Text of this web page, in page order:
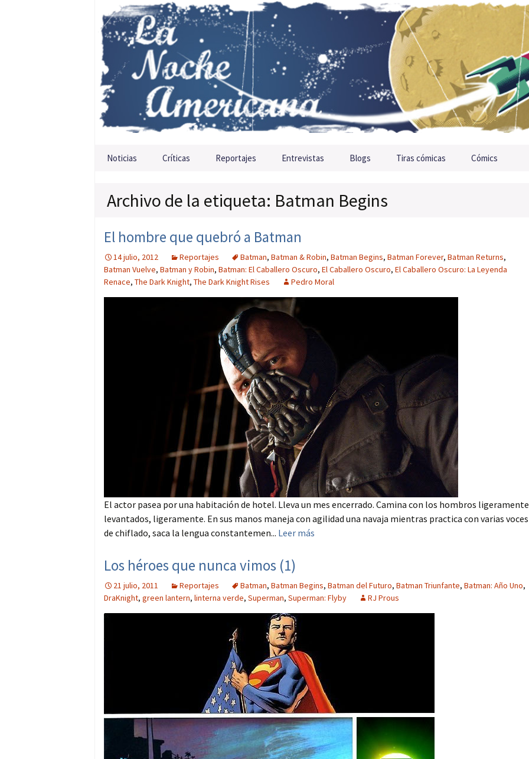
Saltar al contenido
Noticias Críticas Reportajes Entrevistas Blogs Tiras cómicas Cómics
Archivo de la etiqueta: Batman Begins
El hombre que quebró a Batman
14 julio, 2012 Reportajes Batman, Batman & Robin, Batman Begins, Batman Forever, Batman Returns,
Batman Vuelve, Batman y Robin, Batman: El Caballero Oscuro, El Caballero Oscuro, El Caballero Oscuro: La Leyenda
Renace, The Dark Knight, The Dark Knight Rises Pedro Moral
El actor pasea por una habitación de hotel. Lleva un mes encerrado. Camina con los hombros ligeramente
levantados, ligeramente. En sus manos maneja con agilidad una navaja mientras practica con varias voces
de chiflado, saca la lengua constantemen... Leer más
Los héroes que nunca vimos (1)
21 julio, 2011 Reportajes Batman, Batman Begins, Batman del Futuro, Batman Triunfante, Batman: Año Uno,
DraKnight, green lantern, linterna verde, Superman, Superman: Flyby RJ Prous